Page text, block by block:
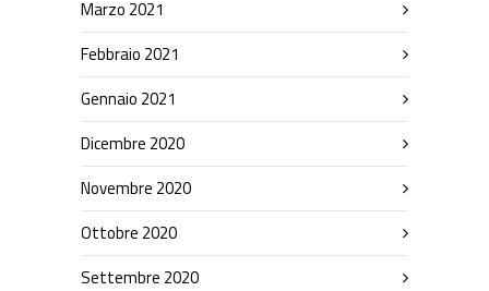
Marzo 2021
Febbraio 2021
Gennaio 2021
Dicembre 2020
Novembre 2020
Ottobre 2020
Settembre 2020